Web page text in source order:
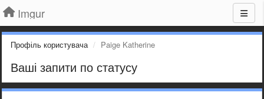
Imgur
Профіль користувача Paige Katherine
Ваші запити по статусу